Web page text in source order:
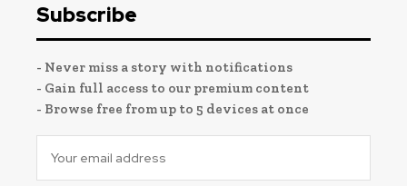
Subscribe
- Never miss a story with notifications
- Gain full access to our premium content
- Browse free from up to 5 devices at once